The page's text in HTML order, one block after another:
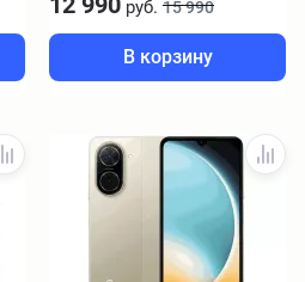
руб. 15 990
В корзину